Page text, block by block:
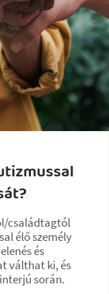
családtagtól
élő személy
és
válthat ki, és
során.